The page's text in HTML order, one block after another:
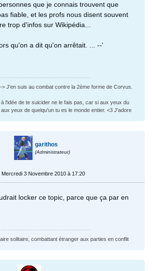
que je connais trouvent que
fiable, et les profs nous disent souvent
trop d'infos sur Wikipédia...
qu'on a dit qu'on arrêtait. ... --'
J'en suis au combat contre la 2ème forme de Corvus.
l'idée de te suicider ne le fais pas, car si aux yeux du
yeux de quelqu'un tu es le monde entier. <3 J'adore
garithos
(Administrateur)
Mercredi 3 Novembre 2010 à 17:20
locker ce topic, parce que ça par en
solitaire, combattant étranger aux parties en conflit